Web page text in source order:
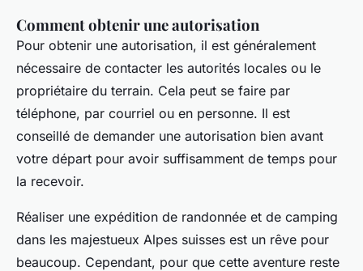
Comment obtenir une autorisation
Pour obtenir une autorisation, il est généralement
nécessaire de contacter les autorités locales ou le
propriétaire du terrain. Cela peut se faire par
téléphone, par courriel ou en personne. Il est
conseillé de demander une autorisation bien avant
votre départ pour avoir suffisamment de temps pour
la recevoir.
Réaliser une expédition de randonnée et de camping
dans les majestueux Alpes suisses est un rêve pour
beaucoup. Cependant, pour que cette aventure reste